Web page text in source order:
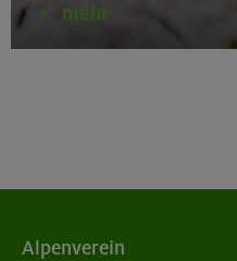
mehr
Alpenverein